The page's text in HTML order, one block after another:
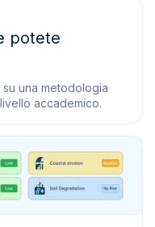
potete
una metodologia
accademico.